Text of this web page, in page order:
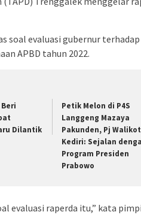
soal evaluasi gubernur
APBD tahun 2022.
Dilantik
Petik Melon di P4S
Langgeng Mazaya
Pakunden, Pj
Kediri: Sejalan
Program Presiden
Prabowo
evaluasi raperda itu,” kata